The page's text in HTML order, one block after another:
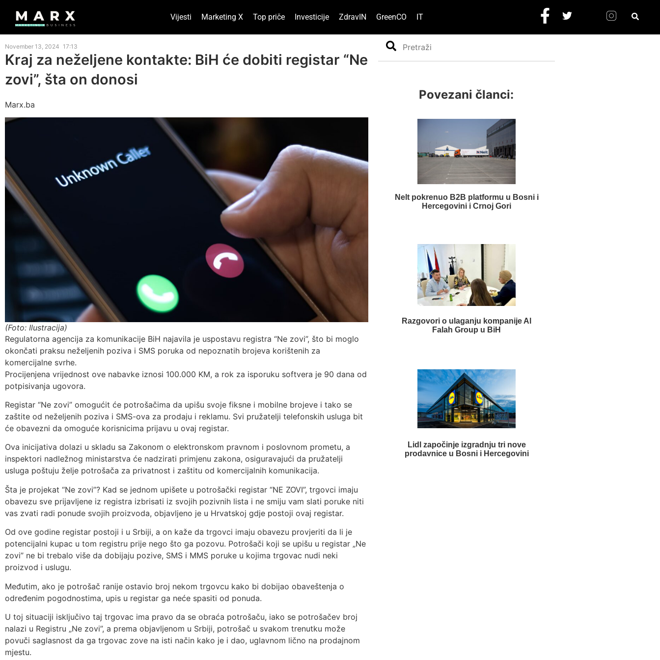
Vijesti Marketing X Top priče Investicije ZdravIN GreenCO IT
November 13, 2024 17:13
Kraj za neželjene kontakte: BiH će dobiti registar “Ne
zovi”, šta on donosi
Marx.ba
(Foto: Ilustracija)
Regulatorna agencija za komunikacije BiH najavila je uspostavu registra “Ne zovi”, što bi moglo
okončati praksu neželjenih poziva i SMS poruka od nepoznatih brojeva korištenih za
komercijalne svrhe.
Procijenjena vrijednost ove nabavke iznosi 100.000 KM, a rok za isporuku softvera je 90 dana od
potpisivanja ugovora.
Registar “Ne zovi” omogućit će potrošačima da upišu svoje fiksne i mobilne brojeve i tako se
zaštite od neželjenih poziva i SMS-ova za prodaju i reklamu. Svi pružatelji telefonskih usluga bit
će obavezni da omoguće korisnicima prijavu u ovaj registar.
Ova inicijativa dolazi u skladu sa Zakonom o elektronskom pravnom i poslovnom prometu, a
inspektori nadležnog ministarstva će nadzirati primjenu zakona, osiguravajući da pružatelji
usluga poštuju želje potrošača za privatnost i zaštitu od komercijalnih komunikacija.
Šta je projekat “Ne zovi”? Kad se jednom upišete u potrošački registar “NE ZOVI”, trgovci imaju
obavezu sve prijavljene iz registra izbrisati iz svojih pozivnih lista i ne smiju vam slati poruke niti
vas zvati radi ponude svojih proizvoda, objavljeno je u Hrvatskoj gdje postoji ovaj registar.
Od ove godine registar postoji i u Srbiji, a on kaže da trgovci imaju obavezu provjeriti da li je
potencijalni kupac u tom registru prije nego što ga pozovu. Potrošači koji se upišu u registar „Ne
zovi” ne bi trebalo više da dobijaju pozive, SMS i MMS poruke u kojima trgovac nudi neki
proizvod i uslugu.
Međutim, ako je potrošač ranije ostavio broj nekom trgovcu kako bi dobijao obaveštenja o
određenim pogodnostima, upis u registar ga neće spasiti od ponuda.
U toj situaciji isključivo taj trgovac ima pravo da se obraća potrošaču, iako se potrošačev broj
nalazi u Registru „Ne zovi”, a prema objavljenom u Srbiji, potrošač u svakom trenutku može
povuči saglasnost da ga trgovac zove na isti način kako je i dao, uglavnom lično na prodajnom
mjestu.
Search
Povezani članci:
Nelt pokrenuo B2B platformu u Bosni i
Hercegovini i Crnoj Gori
Razgovori o ulaganju kompanije Al
Falah Group u BiH
Lidl započinje izgradnju tri nove
prodavnice u Bosni i Hercegovini